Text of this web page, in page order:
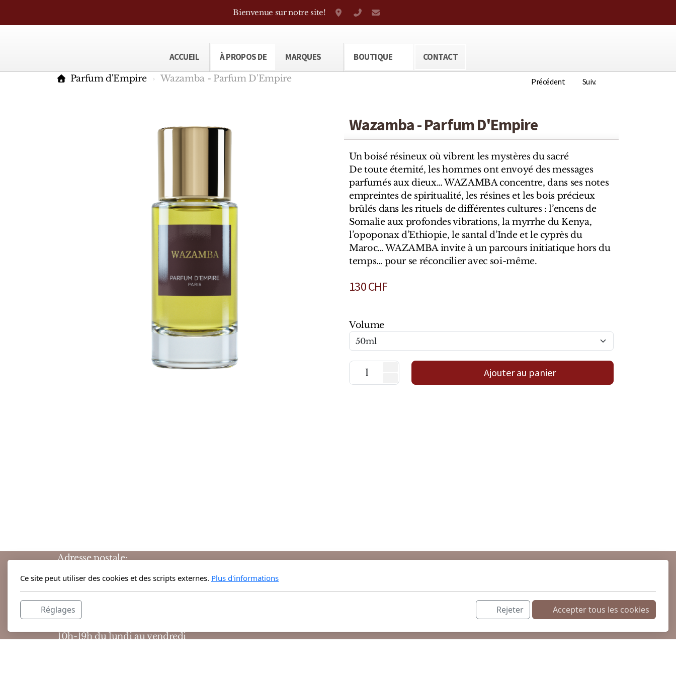
Bienvenue sur notre site! Grand-Rue 38, Genève
+41 22 310 38 75
ACCUEIL À PROPOS DE MARQUES BOUTIQUE CONTACT
Précédent Suiv.
Parfum d'Empire Wazamba - Parfum D'Empire
Wazamba - Parfum D'Empire
Un boisé résineux où vibrent les mystères du sacré
De toute éternité, les hommes ont envoyé des messages
parfumés aux dieux… WAZAMBA concentre, dans ses notes
empreintes de spiritualité, les résines et les bois précieux
brûlés dans les rituels de différentes cultures : l’encens de
Somalie aux profondes vibrations, la myrrhe du Kenya,
l’opoponax d’Ethiopie, le santal d’Inde et le cyprès du
Maroc… WAZAMBA invite à un parcours initiatique hors du
temps… pour se réconcilier avec soi-même.
130CHF
Volume
Ajouter au panier
Adresse postale:
1204 Genève
10h-19h du lundi au vendredi
Ce site peut utiliser des cookies et des scripts externes. Plus d'informations
Réglages Rejeter Accepter tous les cookies